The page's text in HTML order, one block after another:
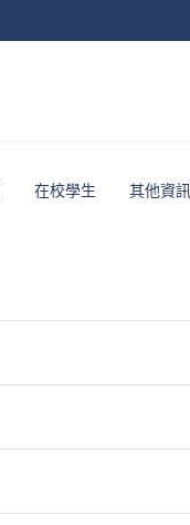
在校學生 其他資訊